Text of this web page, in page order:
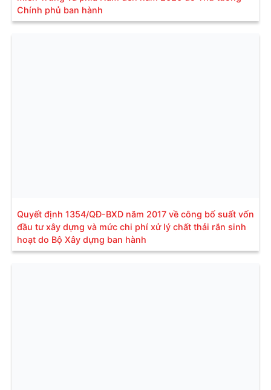
Chính phủ ban hành
Quyết định 1354/QĐ-BXD năm 2017 về công bố suất vốn
đầu tư xây dựng và mức chi phí xử lý chất thải rắn sinh
hoạt do Bộ Xây dựng ban hành